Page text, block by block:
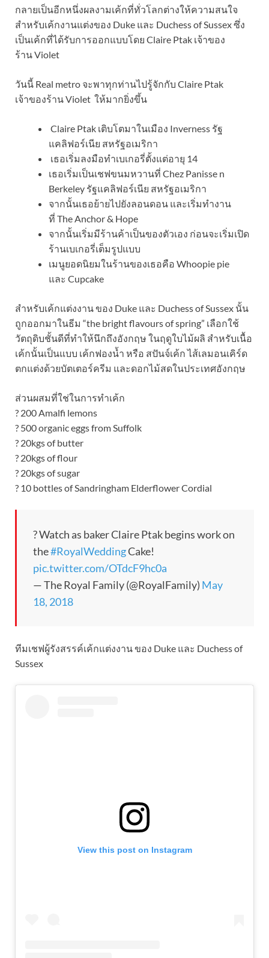
กลายเป็นอีกหนึ่งผลงามเค้กที่ทั่วโลกต่างให้ความสนใจ
สำหรับเค้กงานแต่งของ Duke และ Duchess of Sussex ซึ่ง
เป็นเค้กที่ได้รับการออกแบบโดย Claire Ptak เจ้าของ
ร้าน Violet
วันนี้ Real metro จะพาทุกท่านไปรู้จักกับ Claire Ptak
เจ้าของร้าน Violet ให้มากยิ่งขึ้น
Claire Ptak เติบโตมาในเมือง Inverness รัฐ
แคลิฟอร์เนีย สหรัฐอเมริกา
เธอเริ่มลงมือทำเบเกอรี่ตั้งแต่อายุ 14
เธอเริ่มเป็นเชฟขนมหวานที่ Chez Panisse n
Berkeley รัฐแคลิฟอร์เนีย สหรัฐอเมริกา
จากนั้นเธอย้ายไปยังลอนดอน และเริ่มทำงาน
ที่ The Anchor & Hope
จากนั้นเริ่มมีร้านค้าเป็นของตัวเอง ก่อนจะเริ่มเปิด
ร้านเบเกอรี่เต็มรูปแบบ
เมนูยอดนิยมในร้านของเธอคือ Whoopie pie
และ Cupcake
สำหรับเค้กแต่งงาน ของ Duke และ Duchess of Sussex นั้น
ถูกออกมาในธีม “the bright flavours of spring” เลือกใช้
วัตถุดิบชั้นดีที่ทำให้นึกถึงอังกฤษ ในฤดูใบไม้ผลิ สำหรับเนื้อ
เค้กนั้นเป็นแบบ เค้กฟองน้ำ หรือ สปันจ์เค้ก ไส้เลมอนเคิร์ด
ตกแต่งด้วยบัตเตอร์ครีม และดอกไม้สดในประเทศอังกฤษ
ส่วนผสมที่ใช่ในการทำเค้ก
? 200 Amalfi lemons
? 500 organic eggs from Suffolk
? 20kgs of butter
? 20kgs of flour
? 20kgs of sugar
? 10 bottles of Sandringham Elderflower Cordial
? Watch as baker Claire Ptak begins work on
the#RoyalWeddingCake!
pic.twitter.com/OTdcF9hc0a
— The Royal Family (@RoyalFamily) May
18, 2018
ทีมเชฟผู้รังสรรค์เค้กแต่งงาน ของ Duke และ Duchess of
Sussex
View this post on Instagram